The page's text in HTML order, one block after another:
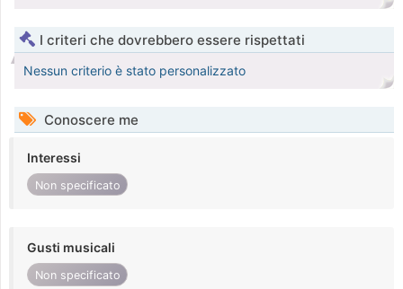
I criteri che dovrebbero essere rispettati
Nessun criterio è stato personalizzato
Conoscere me
Interessi
Non specificato
Gusti musicali
Non specificato